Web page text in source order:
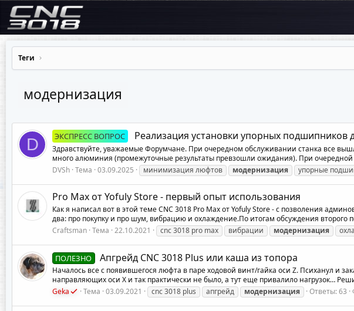
Теги
модернизация
D ЭКСПРЕСС ВОПРОС Реализация установки упорных подшипников
Здравствуйте, уважаемые Форумчане. При очередном обслуживании станка все
много алюминия (промежуточные результаты превзошли ожидания). При очередной
DVSh Тема 03.09.2025 минимизация люфтов модернизация упорные
Pro Max от Yofuly Store - первый опыт использования
Как я написал вот в этой теме CNC 3018 Pro Max от Yofuly Store - с позволения
два: про покупку и про шум, вибрацию и охлаждение.По итогам обсуждения второго
Craftsman Тема 22.10.2021 cnc 3018 pro max вибрации модернизация
ПОЛЕЗНО Апгрейд CNC 3018 Plus или каша из топора
Началось все с появившегося люфта в паре ходовой винт/гайка оси Z. Психанул и
направляющих оси X и так практически не было, а тут еще привалило нагрузок…
Geka
Тема 03.09.2021 cnc 3018 plus апгрейд модернизация Ответы: 63